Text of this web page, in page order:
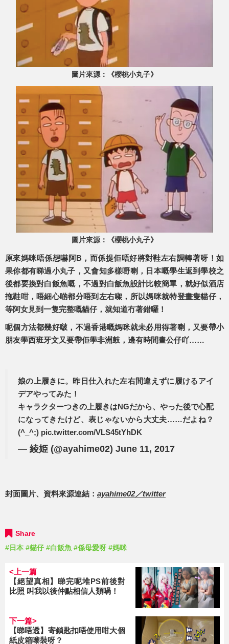
圖片來源：《櫻桃小丸子》
圖片來源：《櫻桃小丸子》
原來媽咪唔係想嚇阿B，而係提佢唔好將對鞋左右調轉著呀！如
果你都有睇過小丸子，又會知多樣嘢喇，日本嘅學生返到學校之
後都要換對白飯魚嘅，不過對白飯魚設計比較簡單，就好似酒店
拖鞋咁，唔細心啲都分唔到左右㗎，所以媽咪就特登畫隻貓仔，
等阿女見到一隻完整嘅貓仔，就知道冇著錯囉！
呢個方法都幾好啵，不過香港嘅媽咪就未必用得著喇，又要帶小
朋友學西班牙文又要帶佢學非洲鼓，邊有時間畫公仔吖……
娘の上履きに。昨日仕入れた左右間違えずに履けるアイ
デアやってみた！
キャラクターつきの上履きはNGだから、やった後で心配
になってきたけど、表じゃないから大丈夫……だよね？
(^_^;) pic.twitter.com/VLS45tYhDK
— 綾姫 (@ayahime02) June 11, 2017
封面圖片、資料來源連結： ayahime02／twitter
Share
#日本 #貓仔 #白飯魚 #係母愛呀 #媽咪
<上一篇
【絕望真相】睇完呢堆PS前後對
比照 叫我以後仲點相信人類喎！
下一篇>
【睇唔透】寄鎖匙扣唔使用咁大個
紙皮箱嚟裝呀？